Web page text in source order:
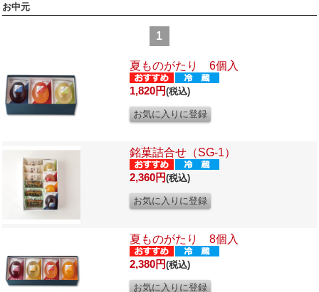
お中元
1
夏ものがたり 6個入
1,820円(税込)
銘菓詰合せ（SG-1）
2,360円(税込)
夏ものがたり 8個入
2,380円(税込)